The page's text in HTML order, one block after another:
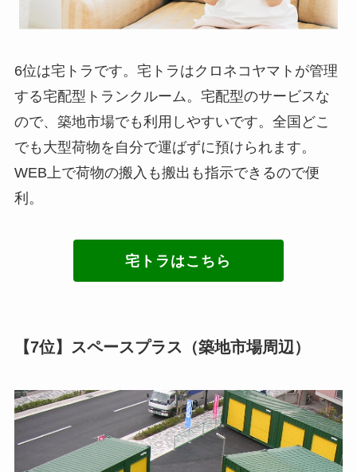
6位は宅トラです。宅トラはクロネコヤマトが管理
する宅配型トランクルーム。宅配型のサービスな
ので、築地市場でも利用しやすいです。全国どこ
でも大型荷物を自分で運ばずに預けられます。
WEB上で荷物の搬入も搬出も指示できるので便
利。
宅トラはこちら
【7位】スペースプラス（築地市場周辺）